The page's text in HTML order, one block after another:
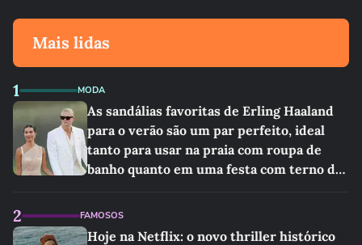
Mais lidas
1 MODA
As sandálias favoritas de Erling Haaland
para o verão são um par perfeito, ideal
tanto para usar na praia com roupa de
banho quanto em uma festa com terno de
2 FAMOSOS
Hoje na Netflix: o novo thriller histórico